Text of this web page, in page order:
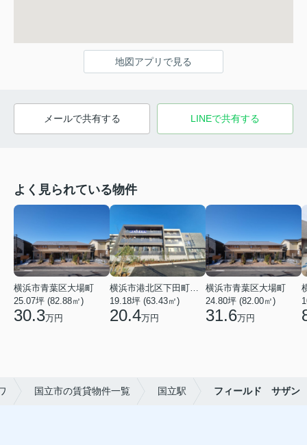
地図アプリで見る
メールで共有する LINEで共有する
よく見られている物件
横浜市青葉区大場町
25.07坪 (82.88㎡)
30.3万円
19.18坪 (63.43㎡)
20.4万円
横浜市青葉区大場町
24.80坪 (82.00㎡)
31.6万円
国立市の賃貸物件一覧 国立駅 フィールド サザン